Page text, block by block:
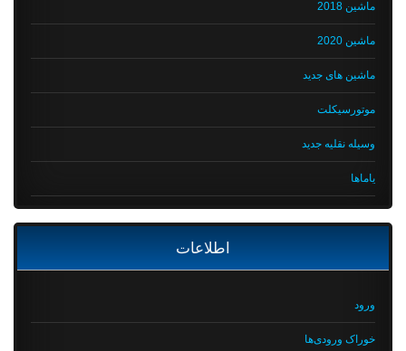
ماشین 2018
ماشین 2020
ماشین های جدید
موتورسیکلت
وسیله نقلیه جدید
یاماها
اطلاعات
ورود
خوراک ورودی‌ها